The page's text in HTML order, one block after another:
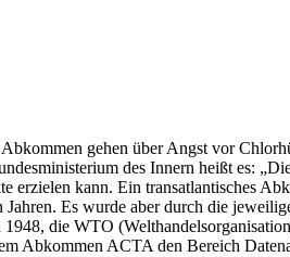
gehen über Angst vor
des Innern heißt es:
erzielen kann. Ein transatlantisches
Es wurde aber durch die
die WTO
Abkommen ACTA den Bereich